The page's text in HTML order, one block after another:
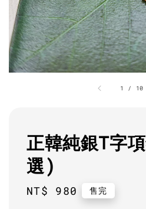
1 / 10
正韓純銀T字
選)
Regular
NT$ 980 售完